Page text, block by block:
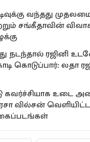
வந்தது
சங்கீதாவின்
நடந்தால் ரஜினி
கொடுப்பார்: லதா
கவர்ச்சியாக உடை
வில்சன் வெளியிட்ட